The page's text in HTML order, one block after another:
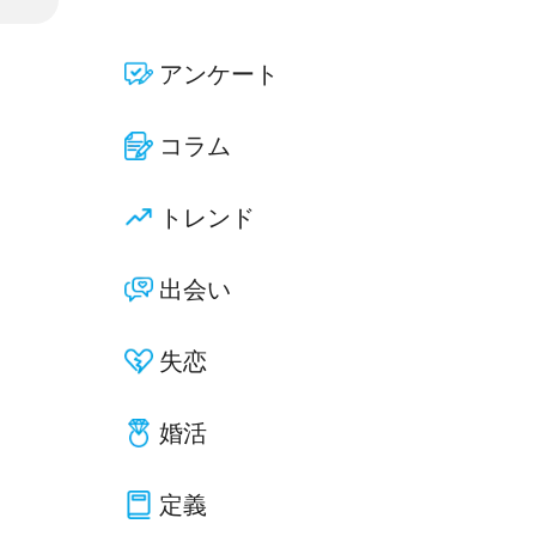
アンケート
コラム
トレンド
出会い
失恋
婚活
定義